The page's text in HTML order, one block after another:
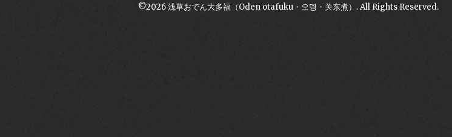
©2026浅草おでん大多福（Oden otafuku・오뎅・关东煮） . All Rights Reserved.